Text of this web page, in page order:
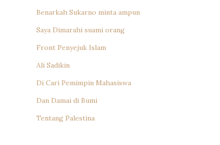
Benarkah Sukarno minta ampun
Saya Dimarahi suami orang
Front Penyejuk Islam
Ali Sadikin
Di Cari Pemimpin Mahasiswa
Dan Damai di Bumi
Tentang Palestina